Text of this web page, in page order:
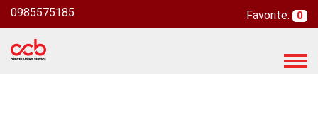
0985575185 Favorite: 0
T